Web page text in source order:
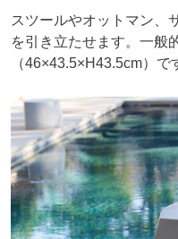
スツールやオットマン、
を引き立たせます。一般
（46×43.5×H43.5cm）で